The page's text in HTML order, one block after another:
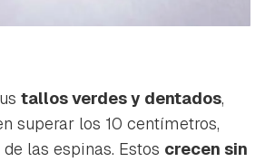
tallos verdes y dentados,
superar los 10 centímetros,
las espinas. Estos crecen sin